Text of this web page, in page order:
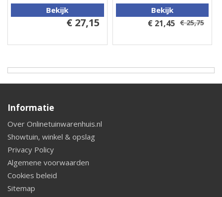
Bekijk
€ 27,15
Bekijk
€ 21,45 € 25,75
Informatie
Over Onlinetuinwarenhuis.nl
Showtuin, winkel & opslag
Privacy Policy
Algemene voorwaarden
Cookies beleid
Sitemap